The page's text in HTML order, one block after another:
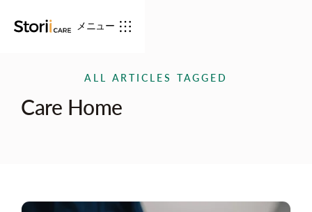
メニュー
ALL ARTICLES TAGGED
Care Home